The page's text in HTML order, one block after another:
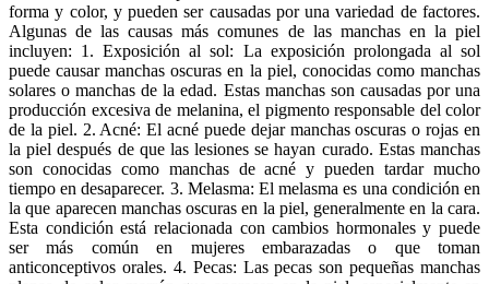
forma y color, y pueden ser causadas por una variedad de factores.
Algunas de las causas más comunes de las manchas en la piel
incluyen: 1. Exposición al sol: La exposición prolongada al sol
puede causar manchas oscuras en la piel, conocidas como manchas
solares o manchas de la edad. Estas manchas son causadas por una
producción excesiva de melanina, el pigmento responsable del color
de la piel. 2. Acné: El acné puede dejar manchas oscuras o rojas en
la piel después de que las lesiones se hayan curado. Estas manchas
son conocidas como manchas de acné y pueden tardar mucho
tiempo en desaparecer. 3. Melasma: El melasma es una condición en
la que aparecen manchas oscuras en la piel, generalmente en la cara.
Esta condición está relacionada con cambios hormonales y puede
ser más común en mujeres embarazadas o que toman
anticonceptivos orales. 4. Pecas: Las pecas son pequeñas manchas